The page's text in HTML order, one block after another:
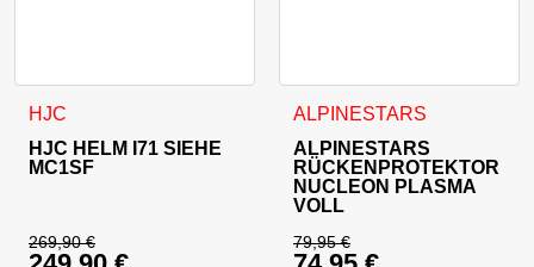
HJC
HJC HELM I71 SIEHE
MC1SF
269,90€
Dieses Produkt weist mehrere Varianten auf. Die Optionen
ALPINESTARS
ALPINESTARS
RÜCKENPROTEKTOR
NUCLEON PLASMA
VOLL
79,95€
Dieses Produkt weist